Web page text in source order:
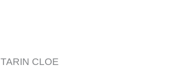
TARIN CLOE